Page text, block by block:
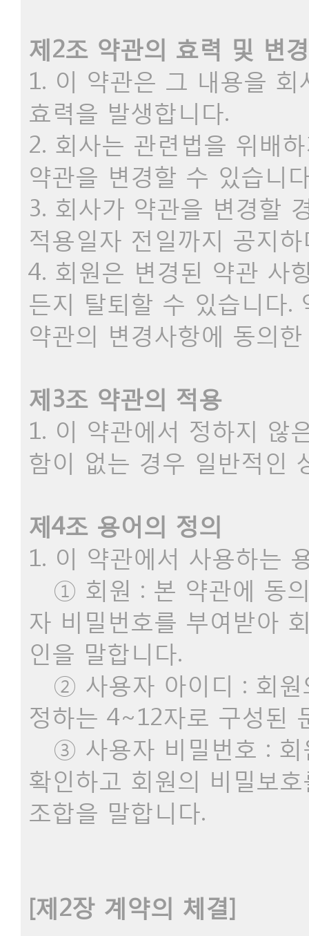
제2조 약관의 효력 및 변경
1. 이 약관은 그 내용을
효력을 발생합니다.
2. 회사는 관련법을 위배
약관을 변경할 수 있습니
3. 회사가 약관을 변경할
적용일자 전일까지 공지
4. 회원은 변경된 약관 사
든지 탈퇴할 수 있습니다.
약관의 변경사항에 동의
제3조 약관의 적용
1. 이 약관에서 정하지 않
함이 없는 경우 일반적인
제4조 용어의 정의
1. 이 약관에서 사용하는
① 회원 : 본 약관에 동의
자 비밀번호를 부여받아
인을 말합니다.
② 사용자 아이디 : 회원
정하는 4~12자로 구성된
③ 사용자 비밀번호 : 회
확인하고 회원의 비밀보
조합을 말합니다.
[제2장 계약의 체결]